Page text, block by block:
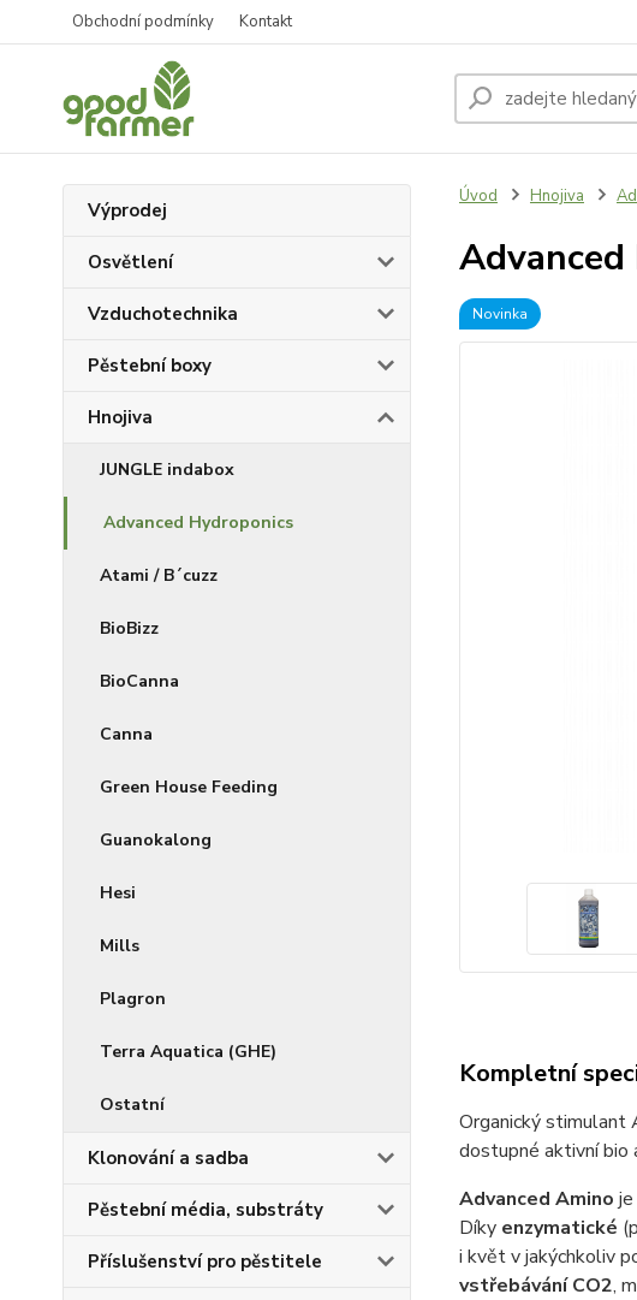
Obchodní podmínky Kontakt
Výprodej
Osvětlení
Vzduchotechnika
Pěstební boxy
Hnojiva
JUNGLE indabox
Advanced Hydroponics
Atami / B´cuzz
BioBizz
BioCanna
Canna
Green House Feeding
Guanokalong
Hesi
Mills
Plagron
Terra Aquatica (GHE)
Ostatní
Klonování a sadba
Pěstební média, substráty
Příslušenství pro pěstitele
Úvod Hnojiva
Novinka
Kompletní
Organický stimulant
dostupné aktivní bio
Advanced Amino
Díky enzymatické
i květ v jakýchkoliv
vstřebávání CO2,